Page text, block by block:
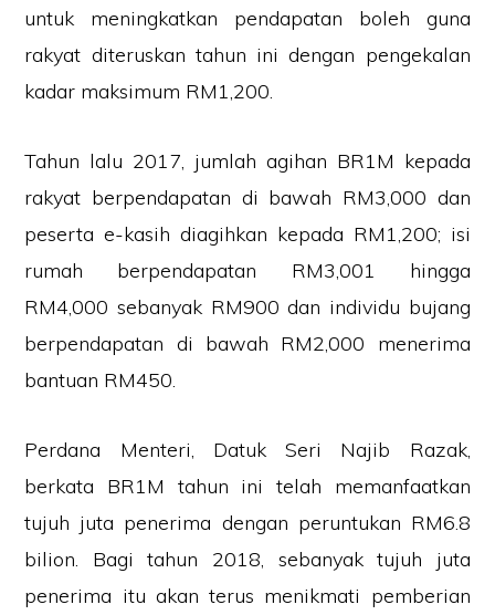
untuk meningkatkan pendapatan boleh guna
rakyat diteruskan tahun ini dengan pengekalan
kadar maksimum RM1,200.
Tahun lalu 2017, jumlah agihan BR1M kepada
rakyat berpendapatan di bawah RM3,000 dan
peserta e-kasih diagihkan kepada RM1,200; isi
rumah berpendapatan RM3,001 hingga
RM4,000 sebanyak RM900 dan individu bujang
berpendapatan di bawah RM2,000 menerima
bantuan RM450.
Perdana Menteri, Datuk Seri Najib Razak,
berkata BR1M tahun ini telah memanfaatkan
tujuh juta penerima dengan peruntukan RM6.8
bilion. Bagi tahun 2018, sebanyak tujuh juta
penerima itu akan terus menikmati pemberian